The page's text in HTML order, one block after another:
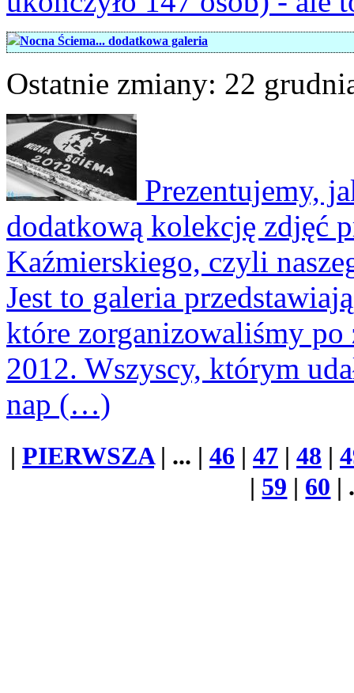
Nocna Ściema... dodatkowa galeria
Ostatnie zmiany: 22
Prezentujemy,
dodatkową kolekcję zdjęć
Kaźmierskiego, czyli
Jest to galeria
które zorganizowaliśmy
2012. Wszyscy, którym
nap (…)
| PIERWSZA| ... | 46 | 47 | 48 |
| 59 | 60 |